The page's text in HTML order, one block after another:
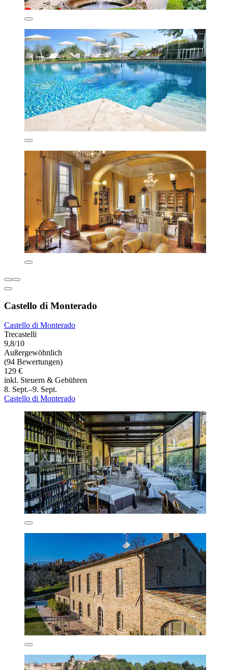
Castello di Monterado
Castello di Monterado
Trecastelli
9,8/10
Außergewöhnlich
(94 Bewertungen)
129 €
inkl. Steuern & Gebühren
8. Sept.–9. Sept.
Castello di Monterado